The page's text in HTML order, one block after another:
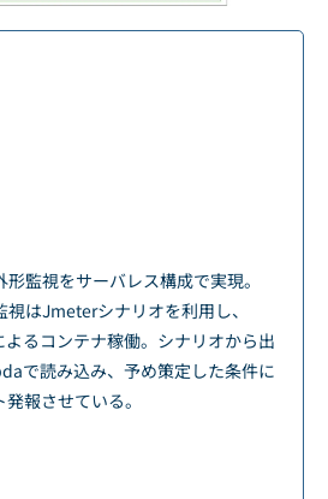
監視をサーバレス構成で実現。
はJmeterシナリオを利用し、
るコンテナ稼働。シナリオから出
で読み込み、予め策定した条件に
報させている。